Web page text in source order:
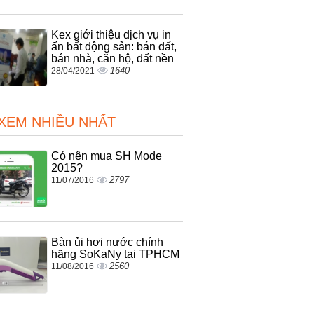
Kex giới thiệu dịch vụ in
ấn bất động sản: bán đất,
bán nhà, căn hộ, đất nền
28/04/2021 1640
NHIỀU NHẤT
Có nên mua SH Mode
2015?
11/07/2016 2797
Bàn ủi hơi nước chính
hãng SoKaNy tại TPHCM
11/08/2016 2560